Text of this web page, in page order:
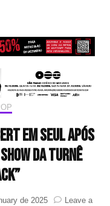
em Seul após
da turnê
de 2025
Leave a